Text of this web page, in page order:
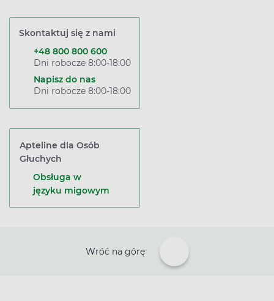
Skontaktuj się z nami
+48 800 800 600
Dni robocze 8:00-18:00
Napisz do nas
Dni robocze 8:00-18:00
Apteline dla Osób
Głuchych
Obsługa w
języku migowym
Wróć na górę